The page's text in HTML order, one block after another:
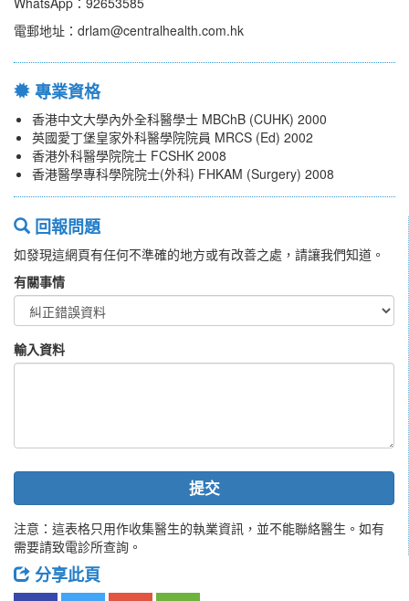
電郵地址：drlam@centralhealth.com.hk
專業資格
香港中文大學內外全科醫學士 MBChB (CUHK) 2000
英國愛丁堡皇家外科醫學院院員 MRCS (Ed) 2002
香港外科醫學院院士 FCSHK 2008
香港醫學專科學院院士(外科) FHKAM (Surgery) 2008
回報問題
如發現這網頁有任何不準確的地方或有改善之處，請讓我們知道。
有關事情
輸入資料
提交
注意：這表格只用作收集醫生的執業資訊，並不能聯絡醫生。如有
需要請致電診所查詢。
分享此頁